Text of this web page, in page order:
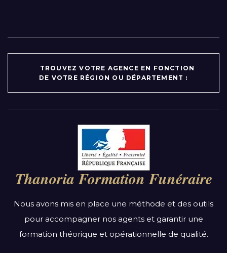
TROUVEZ VOTRE AGENCE EN FONCTION
DE VOTRE RÉGION OU DÉPARTEMENT :
Auvergne-Rhône-Alpes
Bourgogne-Franche-Comté
Bretagne
Centre-Val de Loire
Grand Est
Hauts-de-France
Thanoria Formation Funéraire
Nous avons mis en place une méthode et des outils
pour accompagner nos agents et garantir une
formation théorique et opérationnelle de qualité.